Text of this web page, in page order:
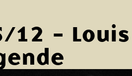
12 -